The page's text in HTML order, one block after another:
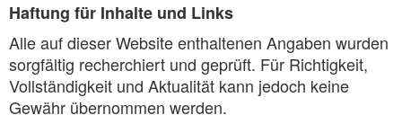
Haftung für Inhalte und Links
Alle auf dieser Website enthaltenen Angaben wurden
sorgfältig recherchiert und geprüft. Für Richtigkeit,
Vollständigkeit und Aktualität kann jedoch keine
Gewähr übernommen werden.